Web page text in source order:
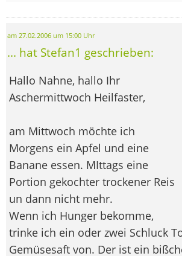
am 27.02.2006 um 15:00 Uhr
... hat Stefan1 geschrieben:
Hallo Nahne, hallo Ihr
Aschermittwoch Heilfaster,
am Mittwoch möchte ich
Morgens ein Apfel und eine
Banane essen. MIttags eine
Portion gekochter trockener Reis
un dann nicht mehr.
Wenn ich Hunger bekomme,
trinke ich ein oder zwei Schluck
Gemüsesaft von. Der ist ein